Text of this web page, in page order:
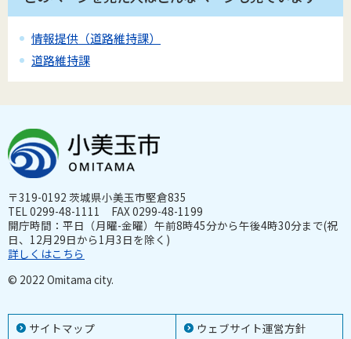
情報提供（道路維持課）
道路維持課
サイトマップ ウェブサイト運営方針
〒319-0192 茨城県小美玉市堅倉835
TEL 0299-48-1111 FAX 0299-48-1199
開庁時間：平日（月曜-金曜）午前8時45分から午後4時30分まで(祝
日、12月29日から1月3日を除く)
詳しくはこちら
© 2022 Omitama city.